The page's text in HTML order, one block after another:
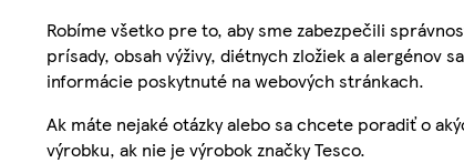
Robíme všetko pre to, aby sme zabezpečili
prísady, obsah výživy, diétnych zložiek a alergénov
informácie poskytnuté na webových stránkach.
Ak máte nejaké otázky alebo sa chcete poradiť o
výrobku, ak nie je výrobok značky Tesco.